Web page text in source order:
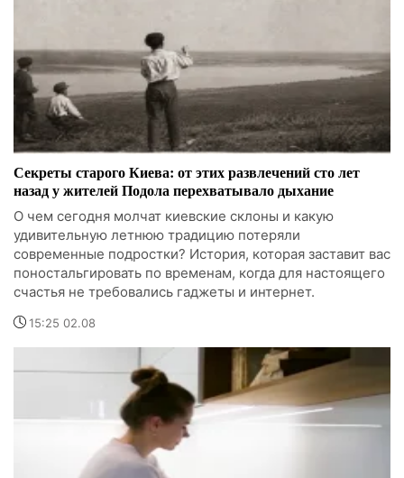
Секреты старого Киева: от этих развлечений сто лет
назад у жителей Подола перехватывало дыхание
О чем сегодня молчат киевские склоны и какую
удивительную летнюю традицию потеряли
современные подростки? История, которая заставит вас
поностальгировать по временам, когда для настоящего
счастья не требовались гаджеты и интернет.
15:25 02.08